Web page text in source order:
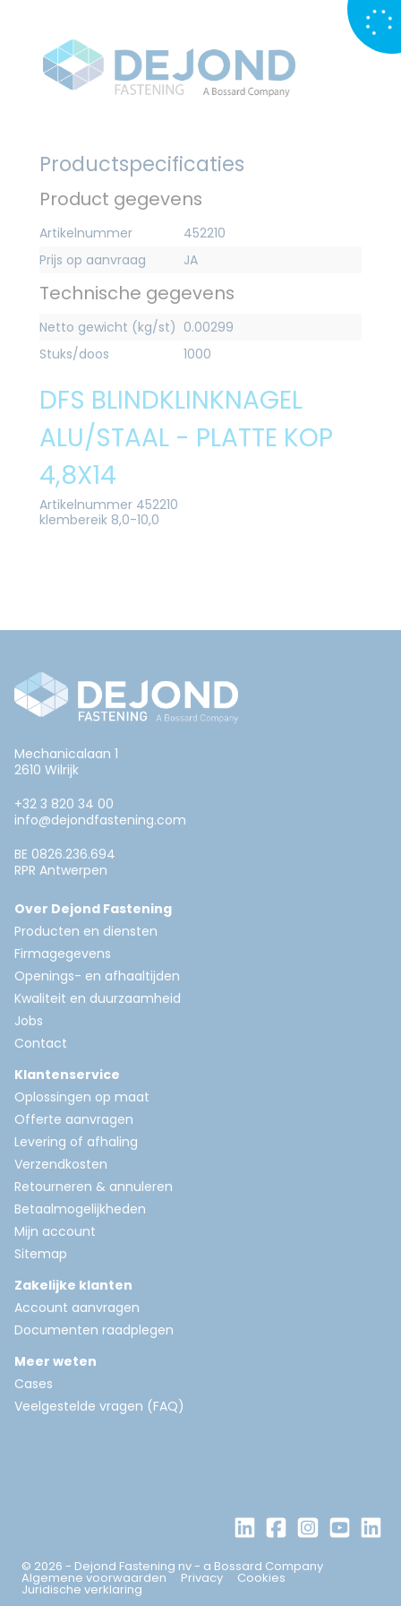
Productspecificaties
Product gegevens
Artikelnummer
452210
Prijs op aanvraag
JA
Technische gegevens
Netto gewicht (kg/st) 0.00299
Stuks/doos
1000
DFS BLINDKLINKNAGEL
ALU/STAAL - PLATTE KOP
4,8X14
Artikelnummer 452210
klembereik 8,0-10,0
Mechanicalaan 1
2610 Wilrijk
+32 3 820 34 00
info@dejondfastening.com
BE 0826.236.694
RPR Antwerpen
Over Dejond Fastening
Producten en diensten
Firmagegevens
Openings- en afhaaltijden
Kwaliteit en duurzaamheid
Jobs
Contact
Klantenservice
Oplossingen op maat
Offerte aanvragen
Levering of afhaling
Verzendkosten
Retourneren & annuleren
Betaalmogelijkheden
Mijn account
Sitemap
Zakelijke klanten
Account aanvragen
Documenten raadplegen
Meer weten
Cases
Veelgestelde vragen (FAQ)
© 2026 - Dejond Fastening nv - a Bossard Company
Algemene voorwaarden Privacy Cookies
Juridische verklaring